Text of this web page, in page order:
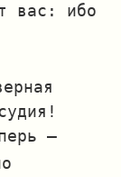
вас: ибо
—